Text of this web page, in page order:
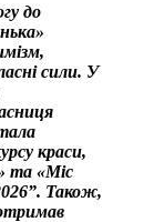
до
сили. У
краси,
та «Міс
Також,